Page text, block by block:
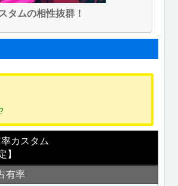
タムの相性抜群！
カスタム
】
有率